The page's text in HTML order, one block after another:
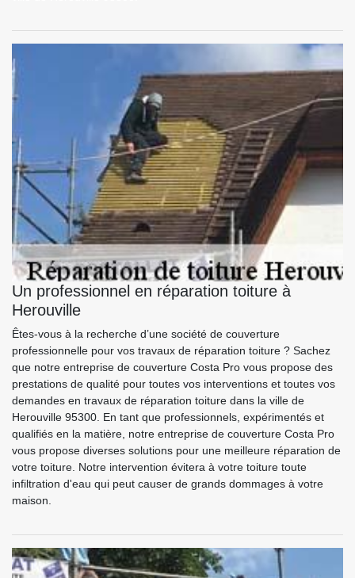
Un professionnel en réparation toiture à
Herouville
Êtes-vous à la recherche d’une société de couverture
professionnelle pour vos travaux de réparation toiture ? Sachez
que notre entreprise de couverture Costa Pro vous propose des
prestations de qualité pour toutes vos interventions et toutes vos
demandes en travaux de réparation toiture dans la ville de
Herouville 95300. En tant que professionnels, expérimentés et
qualifiés en la matière, notre entreprise de couverture Costa Pro
vous propose diverses solutions pour une meilleure réparation de
votre toiture. Notre intervention évitera à votre toiture toute
infiltration d'eau qui peut causer de grands dommages à votre
maison.